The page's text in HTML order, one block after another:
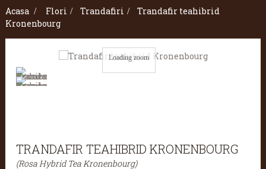
Acasa
> Flori > Trandafiri >
Trandafir teahibrid
Kronenbourg
Loading zoom
TRANDAFIR TEAHIBRID KRONENBOURG
(Rosa Hybrid Tea Kronenbourg)